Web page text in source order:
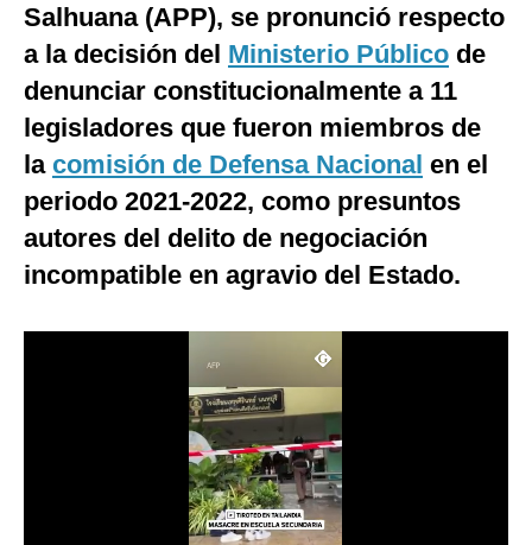
México
España
Tecnología
Club del Suscriptor
Salhuana (APP), se pronunció respecto
a la decisión del Ministerio Público de
denunciar constitucionalmente a 11
legisladores que fueron miembros de
la comisión de Defensa Nacional en el
periodo 2021-2022, como presuntos
autores del delito de negociación
incompatible en agravio del Estado.